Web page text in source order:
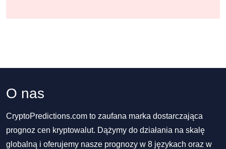
O nas
CryptoPredictions.com to zaufana marka dostarczająca
prognoz cen kryptowalut. Dążymy do działania na skalę
globalną i oferujemy nasze prognozy w 8 językach oraz w